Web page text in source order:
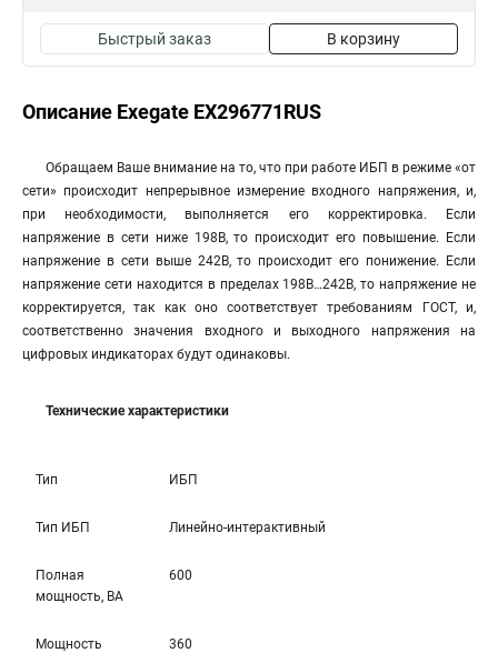
Быстрый заказ В корзину
Описание Exegate EX296771RUS
Обращаем Ваше внимание на то, что при работе ИБП в режиме «от
сети» происходит непрерывное измерение входного напряжения, и,
при необходимости, выполняется его корректировка. Если
напряжение в сети ниже 198В, то происходит его повышение. Если
напряжение в сети выше 242В, то происходит его понижение. Если
напряжение сети находится в пределах 198В…242В, то напряжение не
корректируется, так как оно соответствует требованиям ГОСТ, и,
соответственно значения входного и выходного напряжения на
цифровых индикаторах будут одинаковы.
Технические характеристики
Тип ИБП
Тип ИБП Линейно-интерaктивный
Полная
мощность, ВА
600
Мощность
360